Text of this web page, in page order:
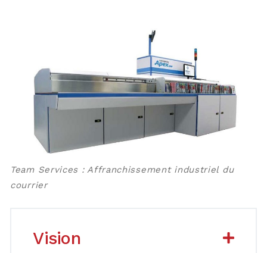
Team Services : Affranchissement industriel du
courrier
Vision